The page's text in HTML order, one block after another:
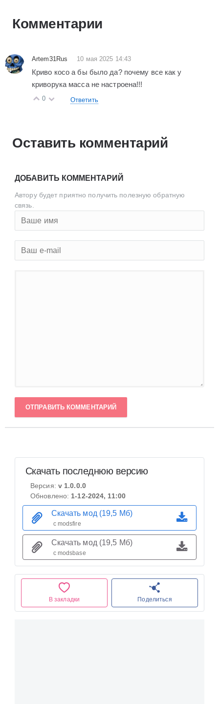
Комментарии
Artem31Rus 10 мая 2025 14:43
Криво косо а бы было да? почему все как у
криворука масса не настроена!!!
0 Ответить
Оставить комментарий
ДОБАВИТЬ КОММЕНТАРИЙ
Автору будет приятно получить полезную обратную
связь.
ОТПРАВИТЬ КОММЕНТАРИЙ
В закладки Поделиться
Скачать последнюю версию
Версия: v 1.0.0.0
Обновлено: 1-12-2024, 11:00
Скачать мод (19,5 Мб)
с modsfire
Скачать мод (19,5 Мб)
с modsbase